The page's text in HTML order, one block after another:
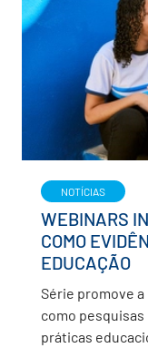
NOTÍCIAS
WEBINARS
COMO
EDUCAÇÃO
Série promove
como
práticas